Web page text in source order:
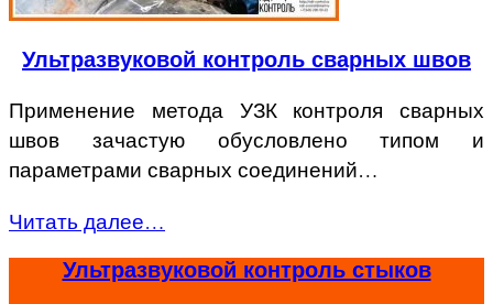
Ультразвуковой контроль сварных швов
Применение метода УЗК контроля сварных
швов зачастую обусловлено типом и
параметрами сварных соединений…
Читать далее…
Ультразвуковой контроль стыков